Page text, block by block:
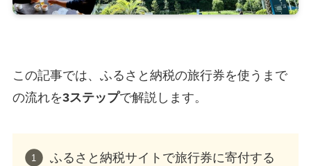
この記事では、ふるさと納税の旅行券を使うまで
の流れを3ステップで解説します。
ふるさと納税サイトで旅行券に寄付する